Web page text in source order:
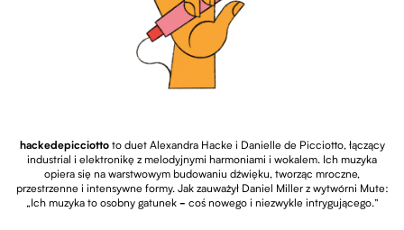
hackedepicciottoto duet Alexandra Hacke i Danielle de Picciotto, łączący
industrial i elektronikę z melodyjnymi harmoniami i wokalem. Ich muzyka
opiera się na warstwowym budowaniu dźwięku, tworząc mroczne,
przestrzenne i intensywne formy. Jak zauważył Daniel Miller z wytwórni Mute:
„Ich muzyka to osobny gatunek - coś nowego i niezwykle intrygującego.”